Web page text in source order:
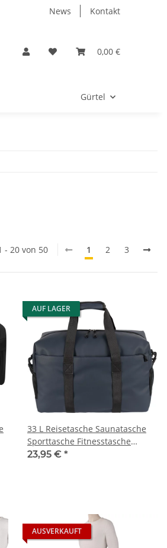
News Kontakt
0,00 €
Gürtel
- 20 von 50 1 2 3
AUF LAGER
33 L Reisetasche Saunatasche
Sporttasche Fitnesstasche
Damen Herren Kinder (8808)
23,95 € *
AUSVERKAUFT